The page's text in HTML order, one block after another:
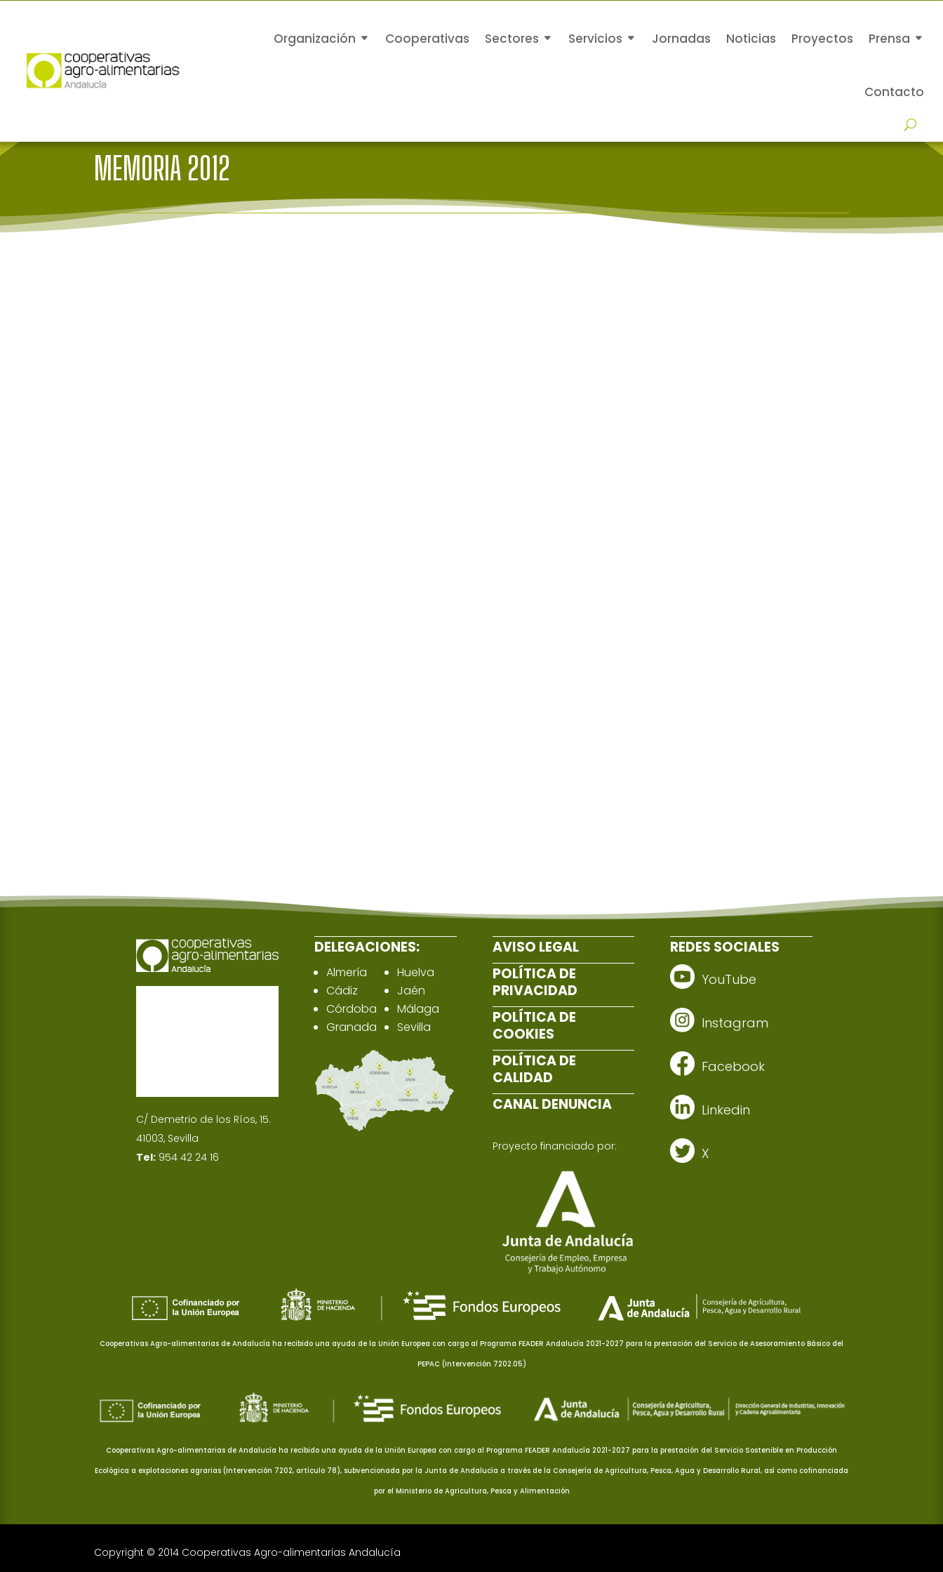
Organización Cooperativas Sectores Servicios Jornadas Noticias Proyectos Prensa
Contacto
MEMORIA 2012
C/ Demetrio de los Ríos, 15.
41003, Sevilla
Tel: 954 42 24 16
DELEGACIONES:
Almería
Cádiz
Córdoba
Granada
Huelva
Jaén
Málaga
Sevilla
AVISO LEGAL
POLÍTICA DE
PRIVACIDAD
POLÍTICA DE
COOKIES
POLÍTICA DE
CALIDAD
CANAL DENUNCIA
Proyecto financiado por:
REDES SOCIALES
YouTube
Instagram
Facebook
Linkedin
X
Cooperativas Agro-alimentarias de Andalucía ha recibido una ayuda de la Unión Europea con cargo al Programa FEADER Andalucía 2021-2027 para la prestación del Servicio de Asesoramiento Básico del
PEPAC (Intervención 7202.05)
Cooperativas Agro-alimentarias de Andalucía ha recibido una ayuda de la Unión Europea con cargo al Programa FEADER Andalucía 2021-2027 para la prestación del Servicio Sostenible en Producción
Ecológica a explotaciones agrarias (Intervención 7202, artículo 78), subvencionada por la Junta de Andalucía a través de la Consejería de Agricultura, Pesca, Agua y Desarrollo Rural, así como cofinanciada
por el Ministerio de Agricultura, Pesca y Alimentación
Copyright © 2014 Cooperativas Agro-alimentarias Andalucía